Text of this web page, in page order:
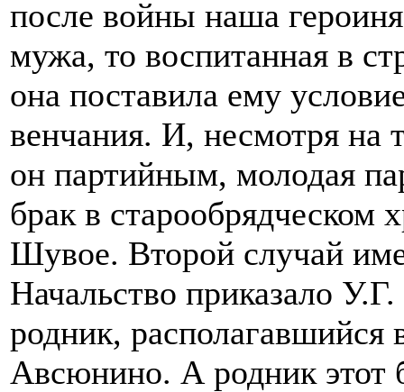
после войны наша
мужа, то воспитанная в
она поставила ему
венчания. И, несмотря на
он партийным, молодая
брак в старообрядческом
Шувое. Второй случай
Начальство приказало
родник, располагавшийся
Авсюнино. А родник этот